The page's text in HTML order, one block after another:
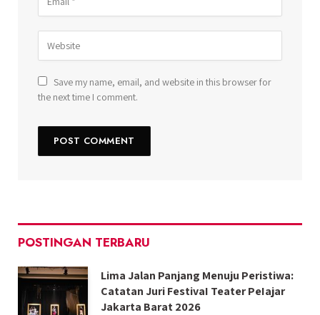
Save my name, email, and website in this browser for
the next time I comment.
POSTINGAN TERBARU
Lima Jalan Panjang Menuju Peristiwa:
Catatan Juri FestivaI Teater PeIajar
Jakarta Barat 2026